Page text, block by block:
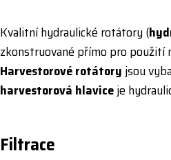
Kvalitní hydraulické rotátory (
zkonstruované přímo pro použití
Harvestorové rotátoryjsou
harvestorová hlaviceje
Filtrace